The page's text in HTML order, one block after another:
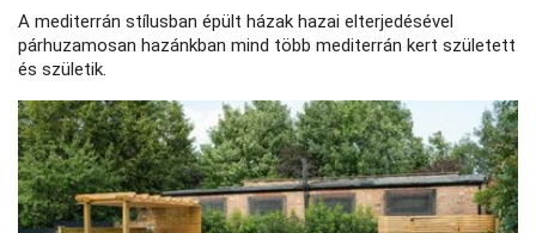
A mediterrán stílusban épült házak hazai elterjedésével
párhuzamosan hazánkban mind több mediterrán kert született
és születik.